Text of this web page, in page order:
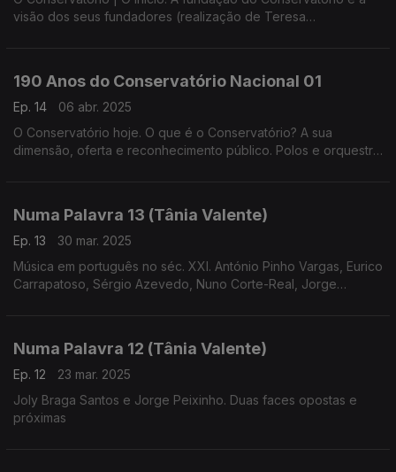
visão dos seus fundadores (realização de Teresa
190 Anos do Conservatório Nacional 01
Ep. 14
06 abr. 2025
O Conservatório hoje. O que é o Conservatório? A sua
dimensão, oferta e reconhecimento público. Polos e orquestra
Numa Palavra 13 (Tânia Valente)
Ep. 13
30 mar. 2025
Música em português no séc. XXI. António Pinho Vargas, Eurico
Carrapatoso, Sérgio Azevedo, Nuno Corte-Real, Jorge
Numa Palavra 12 (Tânia Valente)
Ep. 12
23 mar. 2025
Joly Braga Santos e Jorge Peixinho. Duas faces opostas e
próximas